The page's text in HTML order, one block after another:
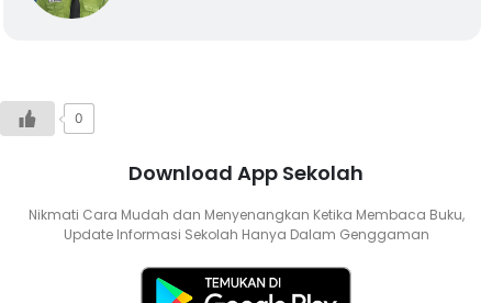
0
Download App Sekolah
Nikmati Cara Mudah dan Menyenangkan Ketika Membaca Buku,
Update Informasi Sekolah Hanya Dalam Genggaman